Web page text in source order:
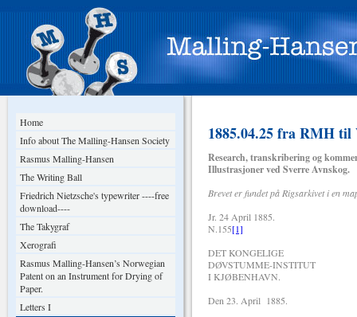
Home
Info about The Malling-Hansen Society
Rasmus Malling-Hansen
The Writing Ball
Friedrich Nietzsche's typewriter ----free
download----
The Takygraf
Xerografi
Rasmus Malling-Hansen’s Norwegian
Patent on an Instrument for Drying of
Paper.
Letters I
1885.04.25 fra RMH til
Research, transkribering og
Illustrasjoner ved Sverre Avnskog.
Brevet er fundet på Rigsarkivet i en
Jr. 24 April 1885.
N.155[1]
DET KONGELIGE
DØVSTUMME-INSTITUT
I KJØBENHAVN.
Den 23. April 1885.